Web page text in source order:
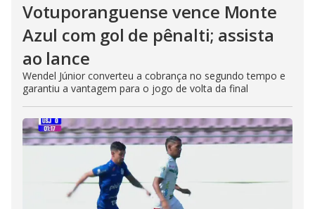
Votuporanguense vence Monte
Azul com gol de pênalti; assista
ao lance
Wendel Júnior converteu a cobrança no segundo tempo e
garantiu a vantagem para o jogo de volta da final